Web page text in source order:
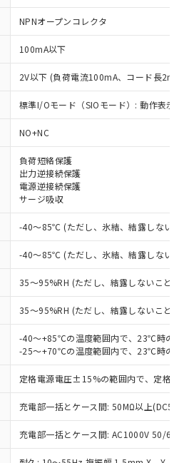
NPNオープンコレクタ
100mA以下
2V以下 (負荷電流100mA、コード長2m
標準I/Oモード（SIOモード）: 動作表示
NO+NC
負荷短絡保護
出力逆接続保護
電源逆接続保護
サージ吸収
-40～85℃ (ただし、氷結、結露しないこ
-40～85℃ (ただし、氷結、結露しないこ
35～95%RH (ただし、結露しないこと)
35～95%RH (ただし、結露しないこと)
-40～+85℃の温度範囲内で、23℃時の
-25～+70℃の温度範囲内で、23℃時の
定格電源電圧±15%の範囲内で、定格
充電部一括とケース間: 50MΩ以上
充電部一括とケース間: AC1000V 50/
みいただき、同意のうえ
は、当社制御機器事業取扱
在庫状況および標準価格
させていただくもので
器事業取扱商品の中には、
の対象外となる商品もある
ください。
び標準価格照会結果は、
る更新日時点での社内デー
作成されるものであり、閲
RoHS指令（10物質）の
製品が提供可能な商品で
指令（10物質）の非含
に切り替える予定のある
RoHS指令（10物質）の
商品で、対応品を出す予
RoHS指令（10物質）の
調査中または確認中の
ンス料など無形物で、有
ない商品です。
より、非含有部品として
品と判明した場合などや
ことがあります。
）：
表
材料含有率が中国RoHSの
とを示します。
ことを示します。
す。当社販売部門へお問
れら貴社製品のうち、外国
外国貿易法に定める商品
貨物等」という）を輸出
への提供する場合は、日本